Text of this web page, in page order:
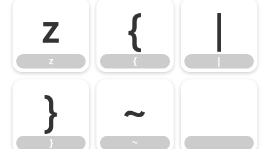
z
z
{
{
|
}
}
~
~